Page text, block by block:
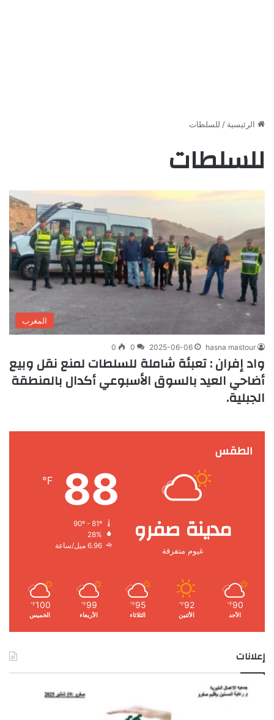
الرئيسية / للسلطات
للسلطات
المغرب
hasna mastour
2025-06-06
0
0
واد إفران : تعبئة شاملة للسلطات لمنع نقل وبيع
أضاحي العيد بالسوق الأسبوعي أكدال بالمنطقة
الجبلية.
الطقس
مدينة صفرو
غيوم متفرقة
88
℉
28%
6.96 ميل/ساعة
90
℉
الأحد
92
℉
الأثنين
95
℉
الثلاثاء
99
℉
الأربعاء
100
℉
الخميس
إعلانات